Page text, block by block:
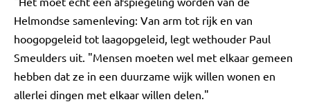
Helmondse samenleving: Van arm tot rijk en van
hoogopgeleid tot laagopgeleid, legt wethouder Paul
Smeulders uit. "Mensen moeten wel met elkaar gemeen
hebben dat ze in een duurzame wijk willen wonen en
allerlei dingen met elkaar willen delen."